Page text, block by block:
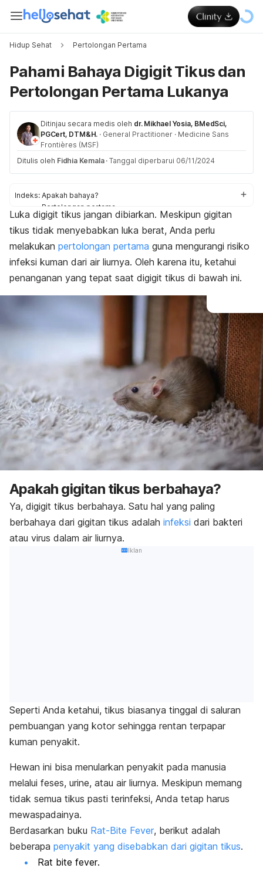
Hidup Sehat Pertolongan Pertama
Pahami Bahaya Digigit Tikus dan
Pertolongan Pertama Lukanya
Ditinjau secara medis oleh dr. Mikhael Yosia, BMedSci,
PGCert, DTM&H. · General Practitioner · Medicine Sans
Frontières (MSF)
Ditulis oleh Fidhia Kemala · Tanggal diperbarui 06/11/2024
Indeks: Apakah bahaya?
Pertolongan pertama
Tanda infeksi
Luka digigit tikus jangan dibiarkan. Meskipun gigitan
tikus tidak menyebabkan luka berat, Anda perlu
melakukan pertolongan pertama guna mengurangi risiko
infeksi kuman dari air liurnya. Oleh karena itu, ketahui
penanganan yang tepat saat digigit tikus di bawah ini.
Apakah gigitan tikus berbahaya?
Ya, digigit tikus berbahaya. Satu hal yang paling
berbahaya dari gigitan tikus adalah infeksi dari bakteri
atau virus dalam air liurnya.
Iklan
Seperti Anda ketahui, tikus biasanya tinggal di saluran
pembuangan yang kotor sehingga rentan terpapar
kuman penyakit.
Hewan ini bisa menularkan penyakit pada manusia
melalui feses, urine, atau air liurnya. Meskipun memang
tidak semua tikus pasti terinfeksi, Anda tetap harus
mewaspadainya.
Berdasarkan buku Rat-Bite Fever, berikut adalah
beberapa penyakit yang disebabkan dari gigitan tikus.
Rat bite fever.